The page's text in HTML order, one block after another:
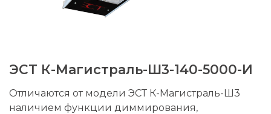
ЭСТ К-Магистраль-Ш3-140-5000-И
Отличаются от модели ЭСТ К-Магистраль-Ш3
наличием функции диммирования,